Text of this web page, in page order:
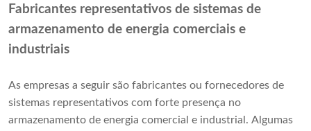
Fabricantes representativos de sistemas de
armazenamento de energia comerciais e
industriais
As empresas a seguir são fabricantes ou fornecedores de
sistemas representativos com forte presença no
armazenamento de energia comercial e industrial. Algumas